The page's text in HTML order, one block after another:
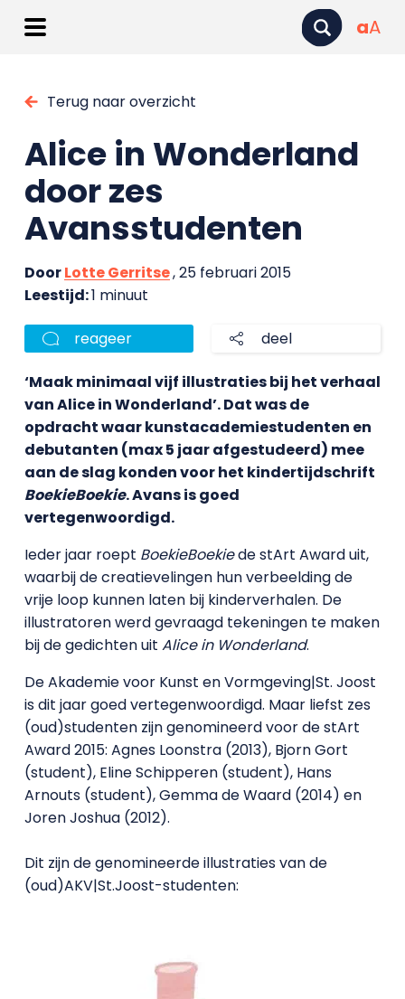
aA
Terug naar overzicht
Alice in Wonderland
door zes
Avansstudenten
DoorLotte Gerritse, 25 februari 2015
Leestijd:1 minuut
reageer deel
‘Maak minimaal vijf illustraties bij het verhaal
van Alice in Wonderland’. Dat was de
opdracht waar kunstacademiestudenten en
debutanten (max 5 jaar afgestudeerd) mee
aan de slag konden voor het kindertijdschrift
BoekieBoekie. Avans is goed
vertegenwoordigd.
Ieder jaar roept BoekieBoekiede stArt Award uit,
waarbij de creatievelingen hun verbeelding de
vrije loop kunnen laten bij kinderverhalen. De
illustratoren werd gevraagd tekeningen te maken
bij de gedichten uit Alice in Wonderland.
De Akademie voor Kunst en Vormgeving|St. Joost
is dit jaar goed vertegenwoordigd. Maar liefst zes
(oud)studenten zijn genomineerd voor de stArt
Award 2015: Agnes Loonstra (2013), Bjorn Gort
(student), Eline Schipperen (student), Hans
Arnouts (student), Gemma de Waard (2014) en
Joren Joshua (2012).
Dit zijn de genomineerde illustraties van de
(oud)AKV|St.Joost-studenten: